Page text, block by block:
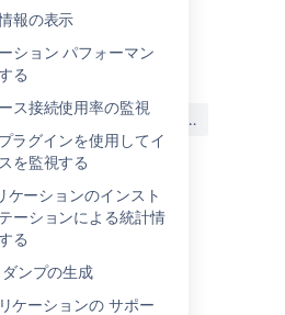
報の表示
ション パフォーマン
る
ス接続使用率の監視
ラグインを使用してイ
を監視する
ケーションのインスト
ーションによる統計情
る
ンプの生成
ケーションの サポー
タ名を、<jira>
入力します。
い場合は、Jira を実行中のサ
ーを追加できます。
無効化するには、アプリのコ
ドは許可されておらず、アプ
を指定する必要があります。
カウントで Jira を実行する
す。
>
用ユーザーの名前を入力し
ている場合は、コマンドは
異なります。
リプトを使用して Jira を使
ステム起動時にパラメーター
があります。例:
jira.sh --disable-all-addons --
ングには start-jira.sh を使用
ど、この機能を使用したい場
行中のサーブレット コンテ
に次の JVM パラメーターを
11 月 5 日
ちました
はい いいえ